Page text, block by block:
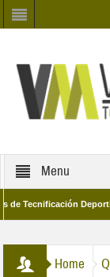
Menu
Deportiva
Home